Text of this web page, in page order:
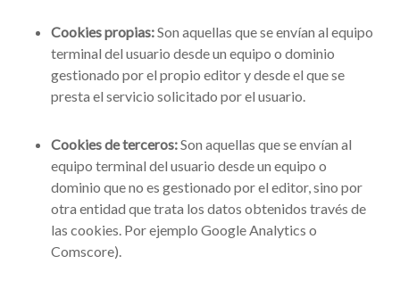
Cookies propias:Son aquellas que se envían al equipo
terminal del usuario desde un equipo o dominio
gestionado por el propio editor y desde el que se
presta el servicio solicitado por el usuario.
Cookies de terceros:Son aquellas que se envían al
equipo terminal del usuario desde un equipo o
dominio que no es gestionado por el editor, sino por
otra entidad que trata los datos obtenidos través de
las cookies. Por ejemplo Google Analytics o
Comscore).